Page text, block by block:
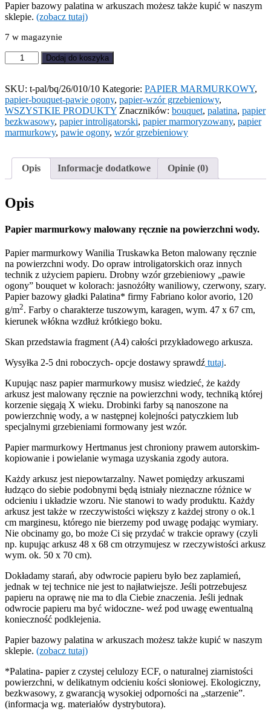
Papier bazowy palatina w arkuszach możesz także kupić w naszym
sklepie. (zobacz tutaj)
7 w magazynie
ilość
Papier
Wanilia
Truskawka
Beton
Dodaj do koszyka
SKU: t-pal/bq/26/010/10 Kategorie: PAPIER MARMURKOWY,
papier-bouquet-pawie ogony, papier-wzór grzebieniowy,
WSZYSTKIE PRODUKTY Znaczników: bouquet, palatina, papier
bezkwasowy, papier introligatorski, papier marmoryzowany, papier
marmurkowy, pawie ogony, wzór grzebieniowy
Opis Informacje dodatkowe Opinie (0)
Opis
Papier marmurkowy malowany ręcznie na powierzchni wody.
Papier marmurkowy Wanilia Truskawka Beton malowany ręcznie
na powierzchni wody. Do opraw introligatorskich oraz innych
technik z użyciem papieru. Drobny wzór grzebieniowy „pawie
ogony” bouquet w kolorach: jasnożółty waniliowy, czerwony, szary.
Papier bazowy gładki Palatina* firmy Fabriano kolor avorio, 120
g/m2. Farby o charakterze tuszowym, karagen, wym. 47 x 67 cm,
kierunek włókna wzdłuż krótkiego boku.
Skan przedstawia fragment (A4) całości przykładowego arkusza.
Wysyłka 2-5 dni roboczych- opcje dostawy sprawdź tutaj.
Kupując nasz papier marmurkowy musisz wiedzieć, że każdy
arkusz jest malowany ręcznie na powierzchni wody, techniką której
korzenie sięgają X wieku. Drobinki farby są nanoszone na
powierzchnię wody, a w następnej kolejności patyczkiem lub
specjalnymi grzebieniami formowany jest wzór.
Papier marmurkowy Hertmanus jest chroniony prawem autorskim-
kopiowanie i powielanie wymaga uzyskania zgody autora.
Każdy arkusz jest niepowtarzalny. Nawet pomiędzy arkuszami
łudząco do siebie podobnymi będą istniały nieznaczne różnice w
odcieniu i układzie wzoru. Nie stanowi to wady produktu. Każdy
arkusz jest także w rzeczywistości większy z każdej strony o ok.1
cm marginesu, którego nie bierzemy pod uwagę podając wymiary.
Nie obcinamy go, bo może Ci się przydać w trakcie oprawy (czyli
np. kupując arkusz 48 x 68 cm otrzymujesz w rzeczywistości arkusz
wym. ok. 50 x 70 cm).
Dokładamy starań, aby odwrocie papieru było bez zaplamień,
jednak w tej technice nie jest to najłatwiejsze. Jeśli potrzebujesz
papieru na oprawę nie ma to dla Ciebie znaczenia. Jeśli jednak
odwrocie papieru ma być widoczne- weź pod uwagę ewentualną
konieczność podklejenia.
Papier bazowy palatina w arkuszach możesz także kupić w naszym
sklepie. (zobacz tutaj)
*Palatina- papier z czystej celulozy ECF, o naturalnej ziarnistości
powierzchni, w delikatnym odcieniu kości słoniowej. Ekologiczny,
bezkwasowy, z gwarancją wysokiej odporności na „starzenie”.
(informacja wg. materiałów dystrybutora).